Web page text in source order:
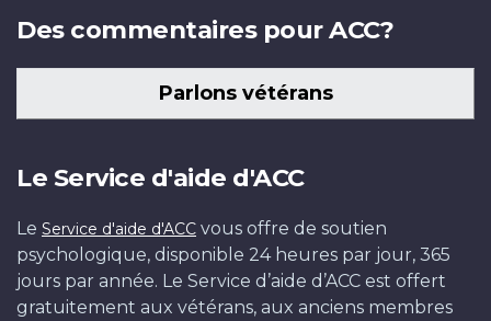
Des commentaires pour ACC?
Parlons vétérans
Le Service d'aide d'ACC
Le Service d'aide d'ACC vous offre de soutien
psychologique, disponible 24 heures par jour, 365
jours par année. Le Service d’aide d’ACC est offert
gratuitement aux vétérans, aux anciens membres